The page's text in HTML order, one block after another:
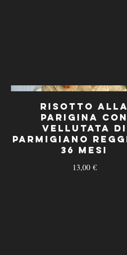
Risotto alla
Parigina con
vellutata di
Parmigiano
36 mesi
13,00 €